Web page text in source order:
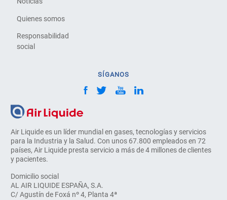
Air Liquide es un líder mundial en gases, tecnologías y servicios
para la Industria y la Salud. Con unos 67.800 empleados en 72
países, Air Liquide presta servicio a más de 4 millones de clientes
y pacientes.
Domicilio social
AL AIR LIQUIDE ESPAÑA, S.A.
C/ Agustín de Foxá nº 4, Planta 4ª
Quienes somos
Responsabilidad
social
SÍGANOS